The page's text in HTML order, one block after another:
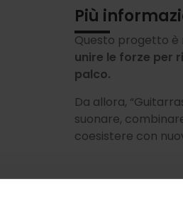
Più
Questo progetto è
unire le forze per
palco.
Da allora,
suonare,
coesistere con